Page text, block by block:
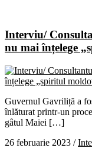
Interviu/
nu mai înțelege
Guvernul Gavriliță a
înlăturat printr-un
gâtul Maiei […]
26 februarie 2023 /